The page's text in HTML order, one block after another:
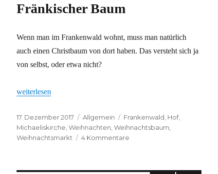
Fränkischer Baum
Wenn man im Frankenwald wohnt, muss man natürlich
auch einen Christbaum von dort haben. Das versteht sich ja
von selbst, oder etwa nicht?
„Fränkischer Baum“
weiterlesen
Veröffentlicht
am
17. Dezember 2017 Kategorien
Allgemein Schlagwörter
Frankenwald Hof,
Michaeliskirche ,Weihnachten ,Weihnachtsbaum
Weihnachtsmarkt
4 Kommentare